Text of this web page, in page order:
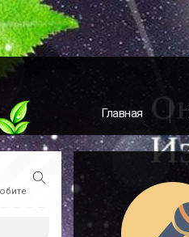
Главная